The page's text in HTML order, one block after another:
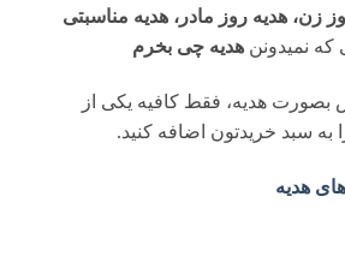
زن، هدیه روز مادر، هدیه مناسبتی
که نمیدونن هدیه چی بخرم
هدیه، فقط کافیه یکی از
به سبد خریدتون اضافه کنید.
هدیه